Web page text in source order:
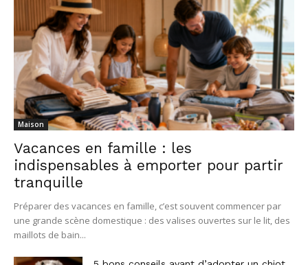
Maison
Vacances en famille : les
indispensables à emporter pour partir
tranquille
Préparer des vacances en famille, c’est souvent commencer par
une grande scène domestique : des valises ouvertes sur le lit, des
maillots de bain...